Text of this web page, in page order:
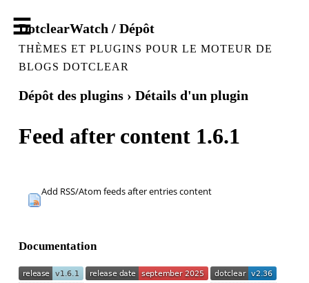
DotclearWatch / Dépôt
THÈMES ET PLUGINS POUR LE MOTEUR DE
BLOGS DOTCLEAR
Dépôt des plugins› Détails d'un plugin
Feed after content 1.6.1
Add RSS/Atom feeds after entries content
Documentation